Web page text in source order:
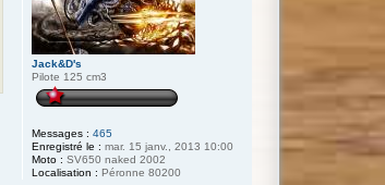
Jack&D's
Pilote 125 cm3
Messages : 465
Enregistré le : mar. 15 janv., 2013 10:00
Moto : SV650 naked 2002
Localisation : Péronne 80200